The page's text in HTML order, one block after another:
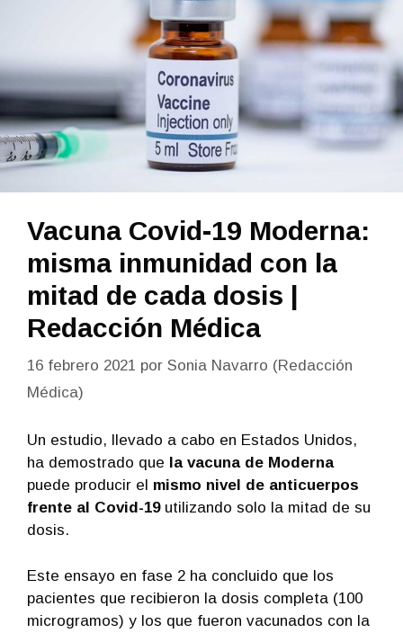
Vacuna Covid-19 Moderna:
misma inmunidad con la
mitad de cada dosis |
Redacción Médica
16 febrero 2021 por Sonia Navarro (Redacción
Médica)
Un estudio, llevado a cabo en Estados Unidos,
ha demostrado que la vacuna de Moderna
puede producir el mismo nivel de anticuerpos
frente al Covid-19utilizando solo la mitad de su
dosis.
Este ensayo en fase 2 ha concluido que los
pacientes que recibieron la dosis completa (100
microgramos) y los que fueron vacunados con la